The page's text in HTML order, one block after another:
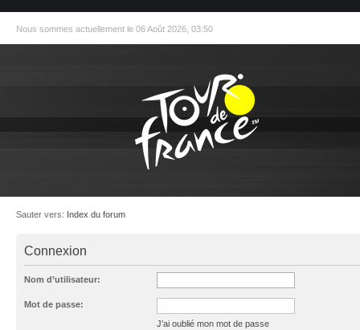
Nous sommes actuellement le 06 Août 2026, 03:50
Sauter vers: Index du forum
Connexion
Nom d’utilisateur:
Mot de passe:
J’ai oublié mon mot de passe